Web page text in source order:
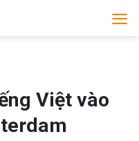
Việt vào